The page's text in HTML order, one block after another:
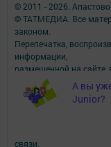
А вы
Junior?
© 2011 - 2026.
© ТАТМЕДИА. Все
законом.
Перепечатка,
информации,
размещенной на сайте,
редакций СМИ.
При поддержке
коммуникациям.
Наименование СМИ:
СМИ
связи,